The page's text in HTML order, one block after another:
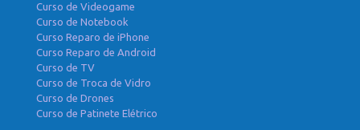
Curso de Videogame
Curso de Notebook
Curso Reparo de iPhone
Curso Reparo de Android
Curso de TV
Curso de Troca de Vidro
Curso de Drones
Curso de Patinete Elétrico